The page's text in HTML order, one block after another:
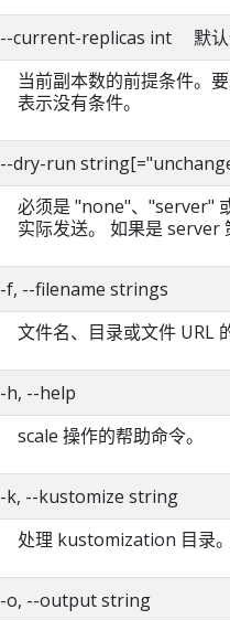
--current-replicas int 默认
当前副本数的前提条件。
表示没有条件。
--dry-run
必须是 "none"、"server"
实际发送。 如果是 server
-f, --filename strings
文件名、目录或文件 URL
-h, --help
scale 操作的帮助命令。
-k, --kustomize string
处理 kustomization 目录
-o, --output string